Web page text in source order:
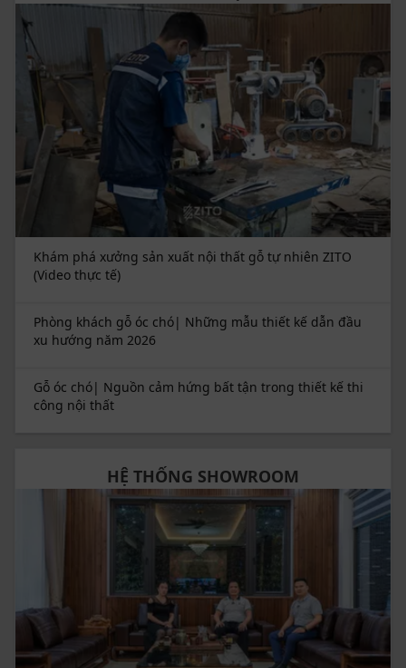
Khám phá xưởng sản xuất nội thất gỗ tự nhiên ZITO
(Video thực tế)
Phòng khách gỗ óc chó| Những mẫu thiết kế dẫn đầu
xu hướng năm 2026
Gỗ óc chó| Nguồn cảm hứng bất tận trong thiết kế thi
công nội thất
HỆ THỐNG SHOWROOM